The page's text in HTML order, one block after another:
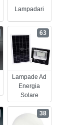
Lampadari
Lampade Ad
Energia
Solare
63
38